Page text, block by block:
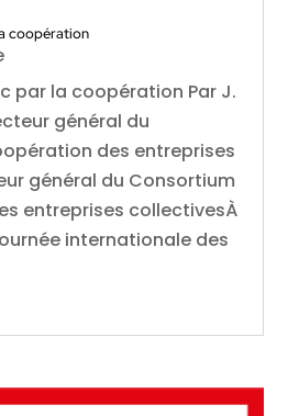
coopération
par la coopération Par J.
général du
des entreprises
général du Consortium
entreprises collectivesÀ
internationale des